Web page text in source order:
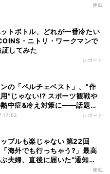
連載
トボトル、どれが一番冷たい
・ニトリ・ワークマンで
してみた
レポート
の「ペルチェベスト」、"作
"じゃない!? スポーツ観戦や
中症&冷え対策に――話題の
検証
17:53 レポート
プルも楽じゃない 第22回
「海外でも行っちゃう?」最高
夫婦、直後に届いた“通知
に戻された
連載